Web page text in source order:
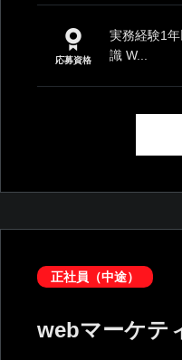
応募資格
実務経験1
識 W...
正社員（中途）
webマーケテ